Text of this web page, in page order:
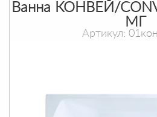
Ванна КОНВЕЙ/
МГ
Артикул: